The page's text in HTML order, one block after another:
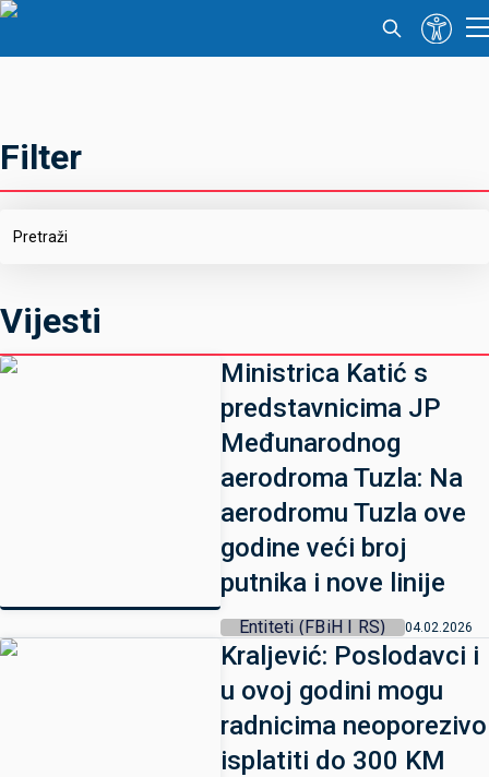
Vijesti
Ministrica Katić s
predstavnicima JP
Međunarodnog
aerodroma Tuzla: Na
aerodromu Tuzla ove
godine veći broj
putnika i nove linije
Entiteti (FBiH I RS) 04.02.2026
Kraljević: Poslodavci i
u ovoj godini mogu
radnicima neoporezivo
isplatiti do 300 KM
Filter